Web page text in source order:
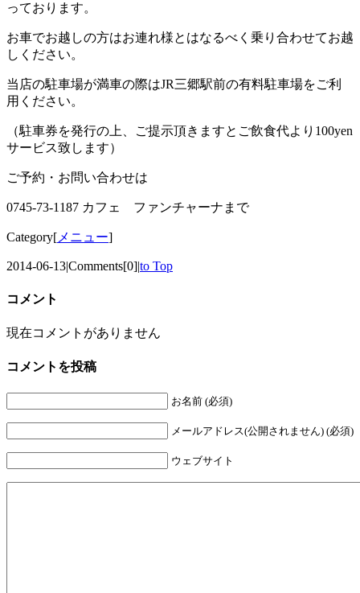
っております。
お車でお越しの方はお連れ様とはなるべく乗り合わせてお越
しください。
当店の駐車場が満車の際はJR三郷駅前の有料駐車場をご利
用ください。
（駐車券を発行の上、ご提示頂きますとご飲食代より100yen
サービス致します）
ご予約・お問い合わせは
0745-73-1187 カフェ ファンチャーナまで
Category[ メニュー]
2014-06-13|Comments[0]|to Top
コメント
現在コメントがありません
コメントを投稿
お名前 (必須)
メールアドレス(公開されません) (必須)
ウェブサイト